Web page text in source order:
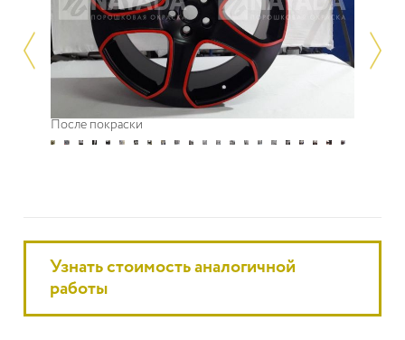
После покраски
Узнать стоимость аналогичной
работы